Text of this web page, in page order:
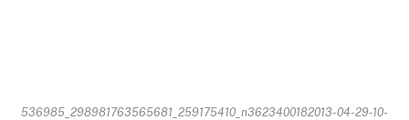
536985_298981763565681_259175410_n3623400182013-04-29-10-